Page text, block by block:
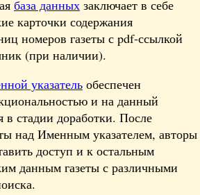
база данных заключает в себе
карточки содержания
номеров газеты с pdf-ссылкой
(при наличии).
указатель обеспечен
и на данный
в стадии доработки. После
над Именным указателем, авторы
доступ и к остальным
данным газеты с различными